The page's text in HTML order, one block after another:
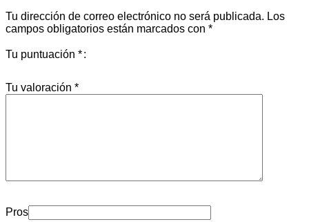
Tu dirección de correo electrónico no será publicada. Los
campos obligatorios están marcados con *
Tu puntuación *
Tu valoración *
Pros